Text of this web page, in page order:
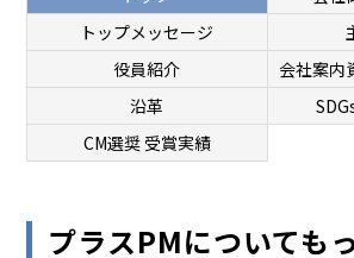
トップメッセージ
役員紹介
会社案内
沿革
CM選奨 受賞実績
プラスPMについても